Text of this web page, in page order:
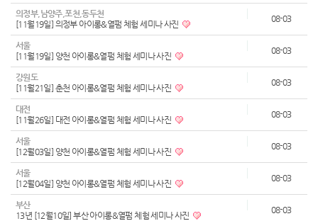
의정부,남양주,포천,동두천
[11월19일] 의정부 아이롱&열펌 체험 세미나 사진
08-03
서울
[11월19일] 양천 아이롱&열펌 체험 세미나 사진
08-03
강원도
[11월21일] 춘천 아이롱&열펌 체험 세미나 사진
08-03
대전
[11월26일] 대전 아이롱&열펌 체험 세미나 사진
08-03
서울
[12월03일] 양천 아이롱&열펌 체험 세미나 사진
08-03
서울
[12월04일] 양천 아이롱&열펌 체험 세미나 사진
08-03
부산
13년 [12월10일] 부산 아이롱&열펌 체험 세미나 사진
08-03